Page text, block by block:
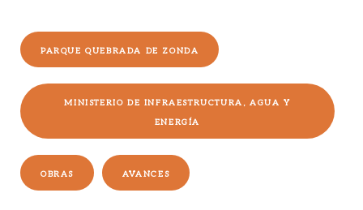
PARQUE QUEBRADA DE ZONDA
MINISTERIO DE INFRAESTRUCTURA, AGUA Y
ENERGÍA
OBRAS AVANCES